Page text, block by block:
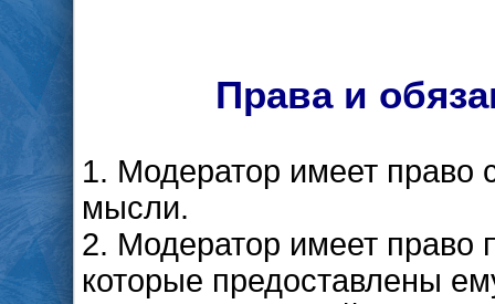
Права и
1. Модератор имеет право
мысли.
2. Модератор имеет право
которые предоставлены